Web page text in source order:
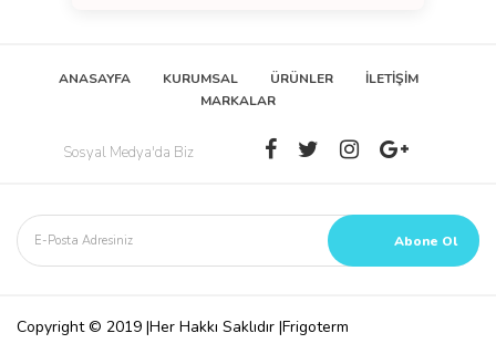
ANASAYFA KURUMSAL ÜRÜNLER
İLETİŞİM
MARKALAR
Sosyal Medya'da Biz
Copyright © 2019 |Her Hakkı Saklıdır |Frigoterm